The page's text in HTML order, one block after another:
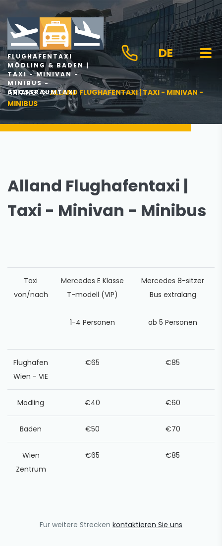
FLUGHAFENTAXI
MÖDLING & BADEN |
TAXI - MINIVAN -
MINIBUS -
GROSSRAUMTAXI
DE
ANFANG
ALLAND FLUGHAFENTAXI | TAXI - MINIVAN -
MINIBUS
Alland Flughafentaxi |
Taxi - Minivan - Minibus
Taxi
von/nach
Mercedes E Klasse
T-modell (VIP)
1-4 Personen
Mercedes 8-sitzer
Bus extralang
ab 5 Personen
Flughafen
Wien - VIE
€65 €85
Mödling €40 €60
Baden €50 €70
Wien
Zentrum
€65 €85
Für weitere Strecken kontaktieren Sie uns